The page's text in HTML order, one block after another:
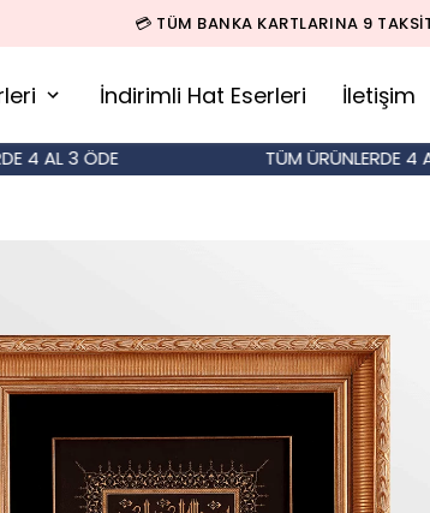
💳 TÜM BANKA KARTLARINA 9
İndirimli Hat Eserleri İletişim
AL 3 ÖDE TÜM ÜRÜNLERDE 4 AL 3